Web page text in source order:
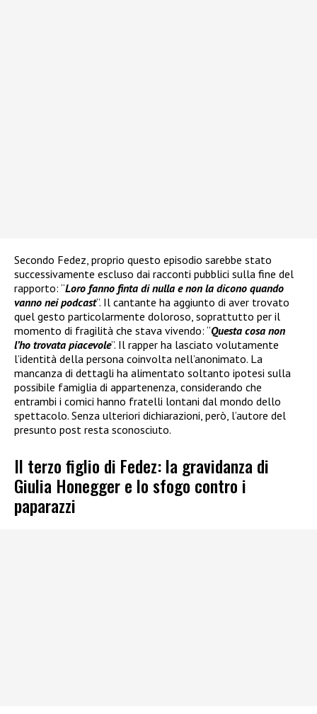
Secondo Fedez, proprio questo episodio sarebbe stato
successivamente escluso dai racconti pubblici sulla fine del
rapporto: “Loro fanno finta di nulla e non la dicono quando
vanno nei podcast”. Il cantante ha aggiunto di aver trovato
quel gesto particolarmente doloroso, soprattutto per il
momento di fragilità che stava vivendo: “Questa cosa non
l’ho trovata piacevole”. Il rapper ha lasciato volutamente
l’identità della persona coinvolta nell’anonimato. La
mancanza di dettagli ha alimentato soltanto ipotesi sulla
possibile famiglia di appartenenza, considerando che
entrambi i comici hanno fratelli lontani dal mondo dello
spettacolo. Senza ulteriori dichiarazioni, però, l’autore del
presunto post resta sconosciuto.
Il terzo figlio di Fedez: la gravidanza di
Giulia Honegger e lo sfogo contro i
paparazzi